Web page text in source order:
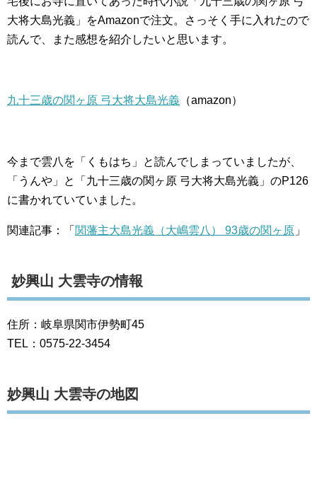
大将大島光義」をAmazonで注文。さっそく手に入れたので
読んで、また感想を紹介したいと思います。
九十三歳の関ヶ原 弓大将大島光義 （amazon）
今まで雲八を「くもはち」と読んでしまっていましたが、
「うんや」と「九十三歳の関ヶ原 弓大将大島光義 」のP126
に書かれていていました。
関連記事：「 関藩主大島光義（大嶋雲八） 93歳の関ヶ原 」
妙興山 大雲寺の情報
住所：岐阜県関市伊勢町45
TEL：0575-22-3454
妙興山 大雲寺の地図